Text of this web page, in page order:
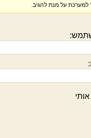
על מנת להגיב.
אותי